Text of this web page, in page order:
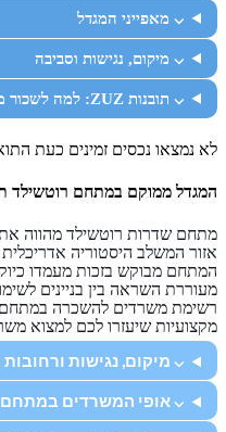
⌵ מאפייני המגדל
⌵ מיקום, נגישות וסביבה
⌵ תובנות ZUZ: למה לשכור משרד במגדל?
לא נמצאו נכסים זמינים כעת
המגדל ממוקם במתחם רוטשילד
מתחם שדרות רוטשילד מהווה
אזור המשלב היסטוריה
המתחם מבוקש בזכות מעמדו
רשימת משרדים להשכרה במתחם
מקצועיות שיעזרו לכם למצוא
⌵ מיקום, נגישות ורחובות
⌵ אופי המשרדים במתחם